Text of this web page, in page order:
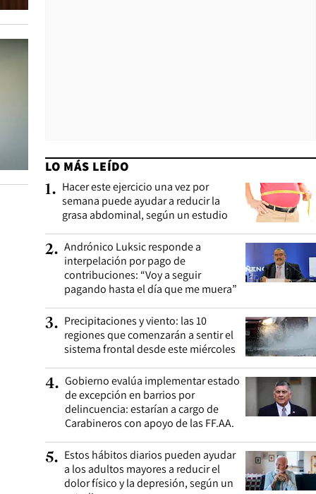
LO MÁS LEÍDO
1. Hacer este ejercicio una vez por
semana puede ayudar a reducir la
grasa abdominal, según un estudio
2. Andrónico Luksic responde a
interpelación por pago de
contribuciones: “Voy a seguir
pagando hasta el día que me muera”
3. Precipitaciones y viento: las 10
regiones que comenzarán a sentir el
sistema frontal desde este miércoles
4. Gobierno evalúa implementar estado
de excepción en barrios por
delincuencia: estarían a cargo de
Carabineros con apoyo de las FF.AA.
5. Estos hábitos diarios pueden ayudar
a los adultos mayores a reducir el
dolor físico y la depresión, según un